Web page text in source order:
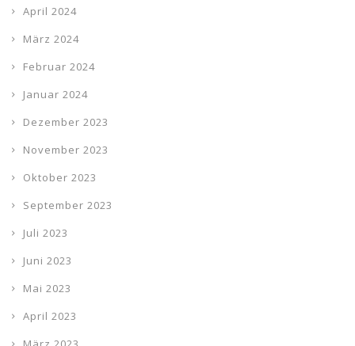
April 2024
März 2024
Februar 2024
Januar 2024
Dezember 2023
November 2023
Oktober 2023
September 2023
Juli 2023
Juni 2023
Mai 2023
April 2023